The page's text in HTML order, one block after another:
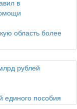
область более
единого пособия